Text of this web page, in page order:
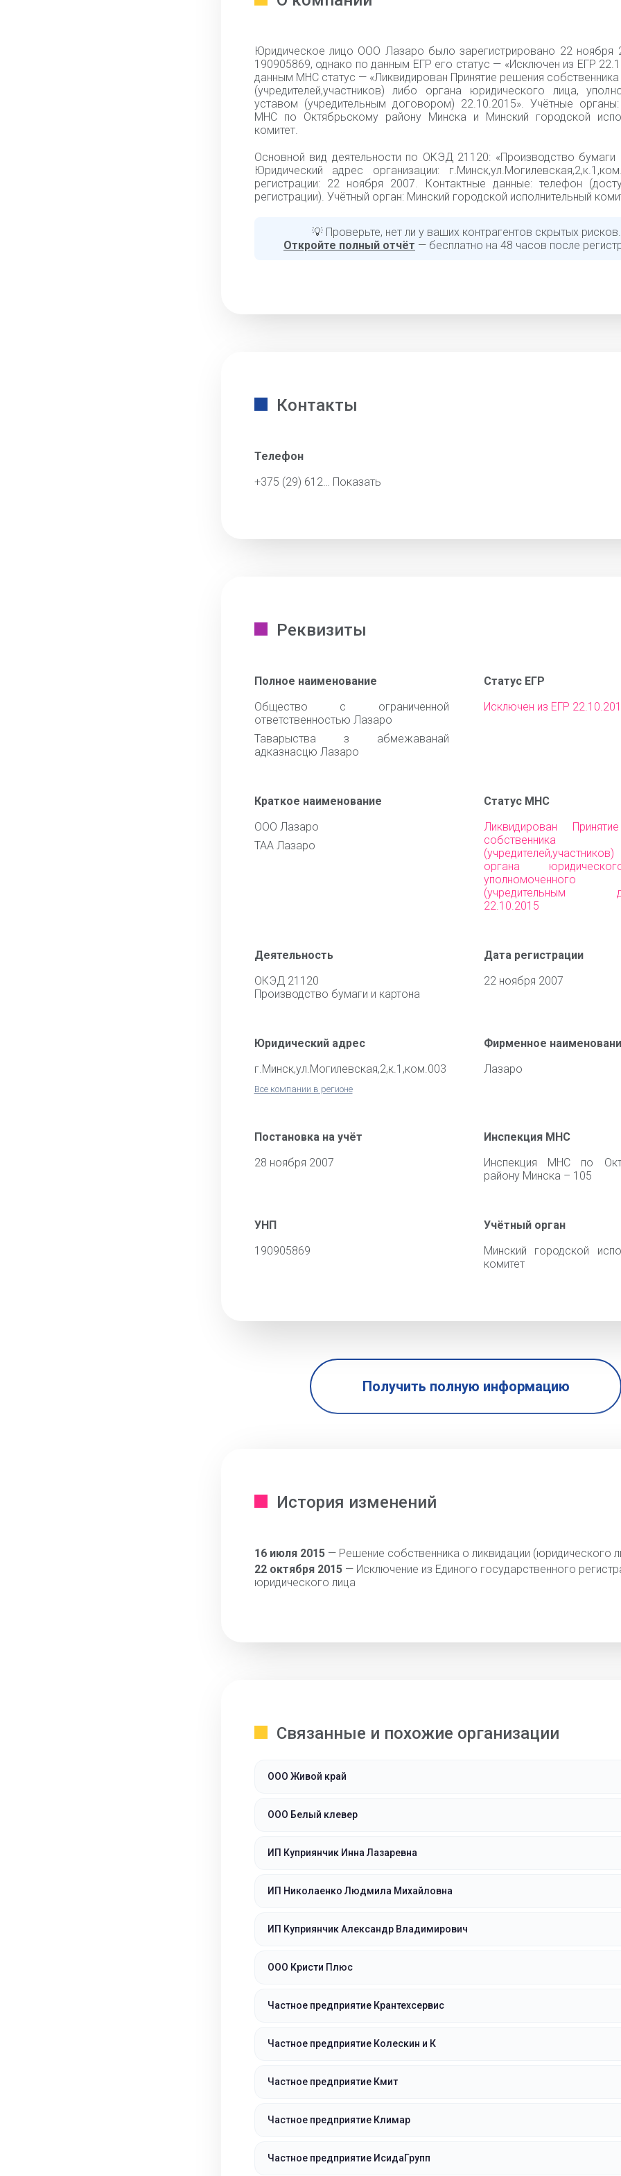
Юридическое лицо ООО Лазаро было зарегистрировано 22 ноября
190905869, однако по данным ЕГР его статус — «Исключен из ЕГР
данным МНС статус — «Ликвидирован Принятие решения
(учредителей,участников) либо органа юридического лица,
уставом (учредительным договором) 22.10.2015». Учётные
МНС по Октябрьскому району Минска и Минский городской
комитет.
Основной вид деятельности по ОКЭД 21120: «Производство бумаги
Юридический адрес организации:
регистрации: 22 ноября 2007. Контактные данные: телефон
регистрации). Учётный орган: Минский городской исполнительный
💡 Проверьте, нет ли у ваших контрагентов скрытых рисков.
Откройте полный отчёт — бесплатно на 48 часов после
Контакты
Телефон
+375 (29) 612… Показать
Реквизиты
Полное наименование
Общество с ограниченной
ответственностью Лазаро
Таварыства з абмежаванай
адказнасцю Лазаро
Статус ЕГР
Исключен из ЕГР
Краткое наименование
ООО Лазаро
ТАА Лазаро
Статус МНС
Ликвидирован
собственника
органа
уполномоченного
(учредительным
22.10.2015
Деятельность
ОКЭД 21120
Производство бумаги и картона
Дата регистрации
22 ноября 2007
Юридический адрес
г.Минск,ул.Могилевская,2,к.1,ком.003
Все компании в регионе
Фирменное
Лазаро
Постановка на учёт
28 ноября 2007
Инспекция МНС
Инспекция МНС по
району Минска – 105
УНП
190905869
Учётный орган
Минский городской
комитет
Получить полную информацию
История изменений
16 июля 2015— Решение собственника о ликвидации (юридического
22 октября 2015— Исключение из Единого государственного
юридического лица
Связанные и похожие организации
ООО Живой край
ООО Белый клевер
ИП Куприянчик Инна Лазаревна
ИП Николаенко Людмила Михайловна
ИП Куприянчик Александр Владимирович
ООО Кристи Плюс
Частное предприятие Крантехсервис
Частное предприятие Колескин и К
Частное предприятие Кмит
Частное предприятие Климар
Частное предприятие ИсидаГрупп